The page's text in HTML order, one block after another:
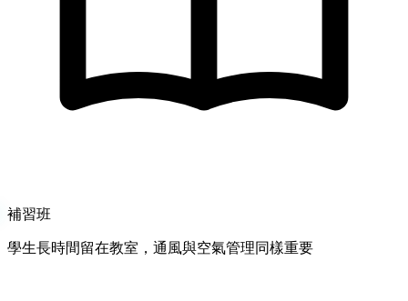
補習班
學生長時間留在教室，通風與空氣管理同樣重要